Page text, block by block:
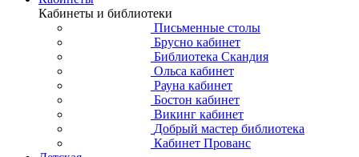
Кабинеты и библиотеки
Письменные столы
Брусно кабинет
Библиотека Скандия
Ольса кабинет
Рауна кабинет
Бостон кабинет
Викинг кабинет
Добрый мастер библиотека
Кабинет Прованс